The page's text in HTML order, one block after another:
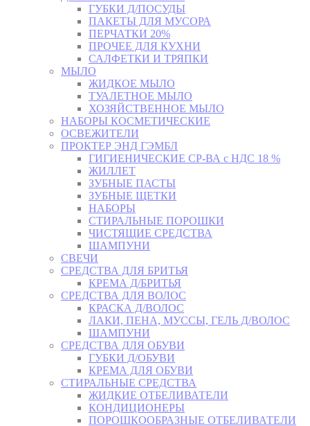
ГУБКИ Д/ПОСУДЫ
ПАКЕТЫ ДЛЯ МУСОРА
ПЕРЧАТКИ 20%
ПРОЧЕЕ ДЛЯ КУХНИ
САЛФЕТКИ И ТРЯПКИ
МЫЛО
ЖИДКОЕ МЫЛО
ТУАЛЕТНОЕ МЫЛО
ХОЗЯЙСТВЕННОЕ МЫЛО
НАБОРЫ КОСМЕТИЧЕСКИЕ
ОСВЕЖИТЕЛИ
ПРОКТЕР ЭНД ГЭМБЛ
ГИГИЕНИЧЕСКИЕ СР-ВА с НДС 18 %
ЖИЛЛЕТ
ЗУБНЫЕ ПАСТЫ
ЗУБНЫЕ ЩЕТКИ
НАБОРЫ
СТИРАЛЬНЫЕ ПОРОШКИ
ЧИСТЯЩИЕ СРЕДСТВА
ШАМПУНИ
СВЕЧИ
СРЕДСТВА ДЛЯ БРИТЬЯ
КРЕМА Д/БРИТЬЯ
СРЕДСТВА ДЛЯ ВОЛОС
КРАСКА Д/ВОЛОС
ЛАКИ, ПЕНА, МУССЫ, ГЕЛЬ Д/ВОЛОС
ШАМПУНИ
СРЕДСТВА ДЛЯ ОБУВИ
ГУБКИ Д/ОБУВИ
КРЕМА ДЛЯ ОБУВИ
СТИРАЛЬНЫЕ СРЕДСТВА
ЖИДКИЕ ОТБЕЛИВАТЕЛИ
КОНДИЦИОНЕРЫ
ПОРОШКООБРАЗНЫЕ ОТБЕЛИВАТЕЛИ